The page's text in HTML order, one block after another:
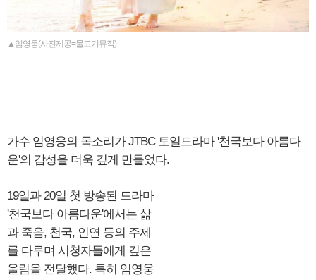
▲임영웅(사진제공=물고기뮤직)
가수 임영웅의 목소리가 JTBC 토일드라마 '천국보다 아름다
운'의 감성을 더욱 깊게 만들었다.
19일과 20일 첫 방송된 드라마
'천국보다 아름다운'에서는 삶
과 죽음, 천국, 인연 등의 주제
를 다루며 시청자들에게 깊은
울림을 전달했다. 특히 임영웅